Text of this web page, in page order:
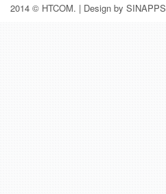
2014 © HTCOM. | Design by SINAPPS